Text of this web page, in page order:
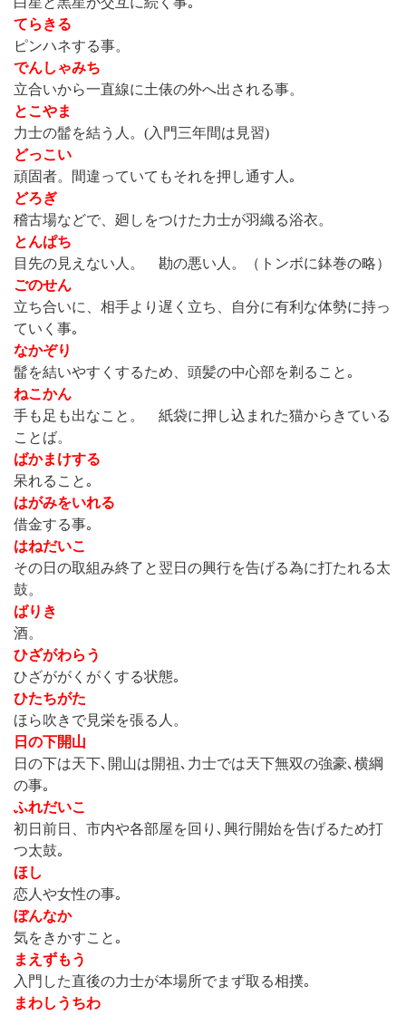
てらきる
ピンハネする事。
でんしゃみち
立合いから一直線に土俵の外へ出される事。
とこやま
力士の髷を結う人。(入門三年間は見習)
どっこい
頑固者。間違っていてもそれを押し通す人｡
どろぎ
稽古場などで、廻しをつけた力士が羽織る浴衣。
とんぱち
目先の見えない人。 勘の悪い人。（トンボに鉢巻の略）
ごのせん
立ち合いに、相手より遅く立ち、自分に有利な体勢に持っ
ていく事｡
なかぞり
髷を結いやすくするため、頭髪の中心部を剃ること｡
ねこかん
手も足も出なこと。 紙袋に押し込まれた猫からきている
ことば。
ばかまけする
呆れること｡
はがみをいれる
借金する事｡
はねだいこ
その日の取組み終了と翌日の興行を告げる為に打たれる太
鼓。
ばりき
酒。
ひざがわらう
ひざががくがくする状態｡
ひたちがた
ほら吹きで見栄を張る人。
日の下開山
日の下は天下､開山は開祖､力士では天下無双の強豪､横綱
の事｡
ふれだいこ
初日前日、市内や各部屋を回り､興行開始を告げるため打
つ太鼓｡
ほし
恋人や女性の事｡
ぼんなか
気をきかすこと｡
まえずもう
入門した直後の力士が本場所でまず取る相撲｡
まわしうちわ